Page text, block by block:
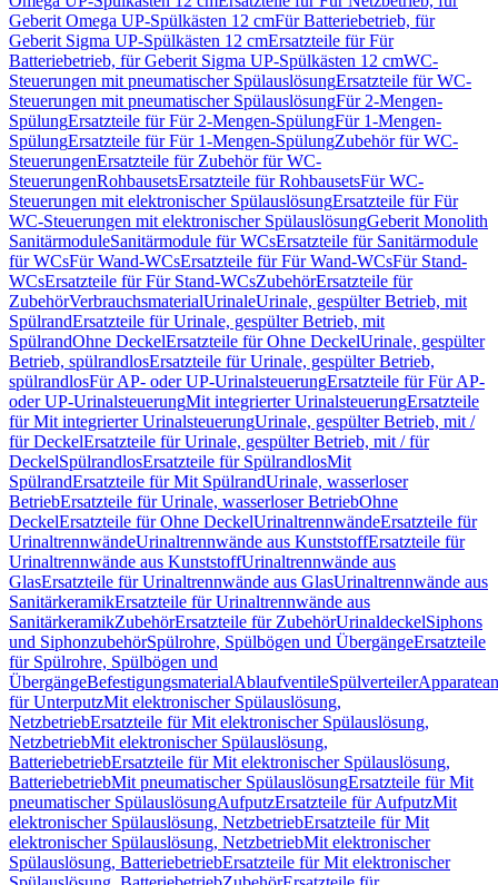
Geberit Omega UP-Spülkästen 12 cmFür Batteriebetrieb, für
Geberit Sigma UP-Spülkästen 12 cmErsatzteile für Für
Batteriebetrieb, für Geberit Sigma UP-Spülkästen 12 cmWC-
Steuerungen mit pneumatischer SpülauslösungErsatzteile für WC-
Steuerungen mit pneumatischer SpülauslösungFür 2-Mengen-
SpülungErsatzteile für Für 2-Mengen-SpülungFür 1-Mengen-
SpülungErsatzteile für Für 1-Mengen-SpülungZubehör für WC-
SteuerungenErsatzteile für Zubehör für WC-
SteuerungenRohbausetsErsatzteile für RohbausetsFür WC-
Steuerungen mit elektronischer SpülauslösungErsatzteile für Für
WC-Steuerungen mit elektronischer SpülauslösungGeberit Monolith
SanitärmoduleSanitärmodule für WCsErsatzteile für Sanitärmodule
für WCsFür Wand-WCsErsatzteile für Für Wand-WCsFür Stand-
WCsErsatzteile für Für Stand-WCsZubehörErsatzteile für
ZubehörVerbrauchsmaterialUrinaleUrinale, gespülter Betrieb, mit
SpülrandErsatzteile für Urinale, gespülter Betrieb, mit
SpülrandOhne DeckelErsatzteile für Ohne DeckelUrinale, gespülter
Betrieb, spülrandlosErsatzteile für Urinale, gespülter Betrieb,
spülrandlosFür AP- oder UP-UrinalsteuerungErsatzteile für Für AP-
oder UP-UrinalsteuerungMit integrierter UrinalsteuerungErsatzteile
für Mit integrierter UrinalsteuerungUrinale, gespülter Betrieb, mit /
für DeckelErsatzteile für Urinale, gespülter Betrieb, mit / für
DeckelSpülrandlosErsatzteile für SpülrandlosMit
SpülrandErsatzteile für Mit SpülrandUrinale, wasserloser
BetriebErsatzteile für Urinale, wasserloser BetriebOhne
DeckelErsatzteile für Ohne DeckelUrinaltrennwändeErsatzteile für
UrinaltrennwändeUrinaltrennwände aus KunststoffErsatzteile für
Urinaltrennwände aus KunststoffUrinaltrennwände aus
GlasErsatzteile für Urinaltrennwände aus GlasUrinaltrennwände aus
SanitärkeramikErsatzteile für Urinaltrennwände aus
SanitärkeramikZubehörErsatzteile für ZubehörUrinaldeckelSiphons
und SiphonzubehörSpülrohre, Spülbögen und ÜbergängeErsatzteile
für Spülrohre, Spülbögen und
ÜbergängeBefestigungsmaterialAblaufventileSpülverteiler
für UnterputzMit elektronischer Spülauslösung,
NetzbetriebErsatzteile für Mit elektronischer Spülauslösung,
NetzbetriebMit elektronischer Spülauslösung,
BatteriebetriebErsatzteile für Mit elektronischer Spülauslösung,
BatteriebetriebMit pneumatischer SpülauslösungErsatzteile für Mit
pneumatischer SpülauslösungAufputzErsatzteile für AufputzMit
elektronischer Spülauslösung, NetzbetriebErsatzteile für Mit
elektronischer Spülauslösung, NetzbetriebMit elektronischer
Spülauslösung, BatteriebetriebErsatzteile für Mit elektronischer